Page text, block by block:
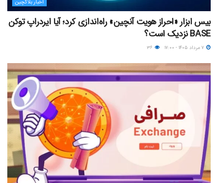
اخبار بلاکچین
بیس ابزار «احراز هویت آنچین» راه‌اندازی کرد؛ آیا ایردراپ توکن
BASE نزدیک‌ است؟